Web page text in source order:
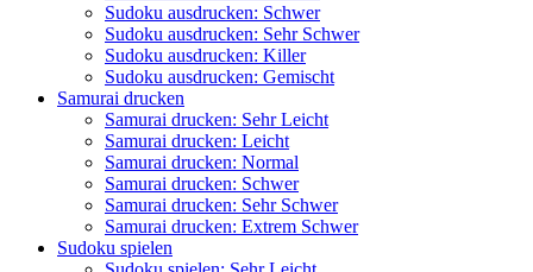
Sudoku ausdrucken: Schwer
Sudoku ausdrucken: Sehr Schwer
Sudoku ausdrucken: Killer
Sudoku ausdrucken: Gemischt
Samurai drucken
Samurai drucken: Sehr Leicht
Samurai drucken: Leicht
Samurai drucken: Normal
Samurai drucken: Schwer
Samurai drucken: Sehr Schwer
Samurai drucken: Extrem Schwer
Sudoku spielen